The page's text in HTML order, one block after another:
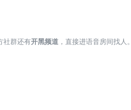
社群还有开黑频道 ，直接进语音房间找人。